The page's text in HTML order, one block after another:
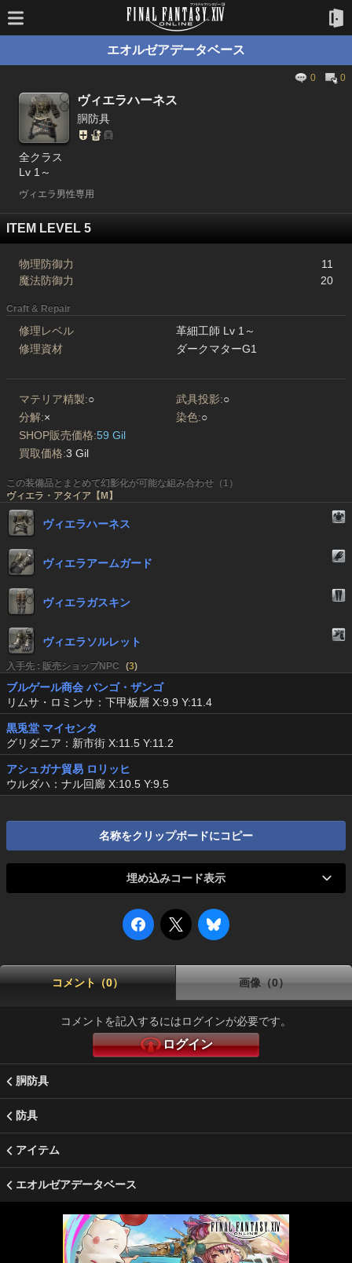
エオルゼアデータベース
0 0
ヴィエラハーネス
胴防具
全クラス
Lv 1～
ヴィエラ男性専用
ITEM LEVEL 5
物理防御力
11
魔法防御力
20
Craft & Repair
修理レベル
革細工師 Lv 1～
修理資材
ダークマターG1
マテリア精製:○ 武具投影:○
分解:× 染色:○
SHOP販売価格:59 Gil
買取価格:3 Gil
この装備品とまとめて幻影化が可能な組み合わせ（1）
ヴィエラ・アタイア【M】
ヴィエラハーネス
ヴィエラアームガード
ヴィエラガスキン
ヴィエラソルレット
入手先 : 販売ショップNPC (3)
ブルゲール商会 バンゴ・ザンゴ
リムサ・ロミンサ：下甲板層 X:9.9 Y:11.4
黒兎堂 マイセンタ
グリダニア：新市街 X:11.5 Y:11.2
アシュガナ貿易 ロリッヒ
ウルダハ：ナル回廊 X:10.5 Y:9.5
名称をクリップボードにコピー
埋め込みコード表示
コメント（0） 画像（0）
コメントを記入するにはログインが必要です。
ログイン
胴防具
防具
アイテム
エオルゼアデータベース